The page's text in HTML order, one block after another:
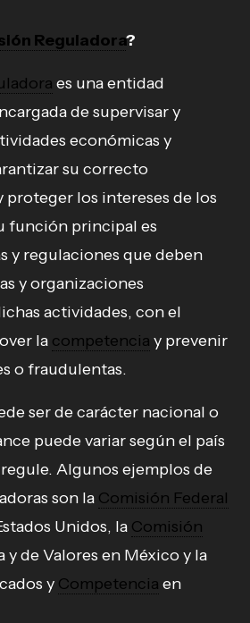
Reguladora?
es una entidad
de supervisar y
económicas y
su correcto
los intereses de los
función principal es
y regulaciones que deben
y organizaciones
actividades, con el
la competencia y prevenir
o fraudulentas.
ser de carácter nacional o
puede variar según el país
Algunos ejemplos de
son la Comisión Federal
Unidos, la Comisión
y de Valores en México y la
y Competencia en